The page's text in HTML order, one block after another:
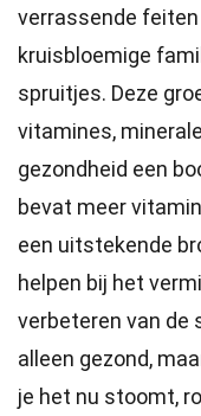
verrassende
kruisbloemige
spruitjes. Deze
vitamines,
gezondheid een
bevat meer
een uitstekende
helpen bij het
verbeteren van de
alleen gezond,
je het nu stoomt,